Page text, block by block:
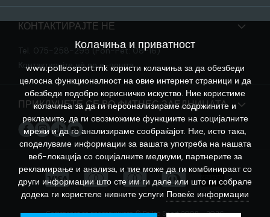
КОНТАКТИРАЈТЕ НЕ
Tel. 075-258-295 (Pon-Pet: 08-16)
Контактирајте нѐ по е-пошта
ПРИКЛУЧЕТЕ СЕ ВО ФИТНЕС ЗАЕДНИЦАТА
Софтверот за продавницата © Polleo Sport 2008 - 2026
Колачиња и приватност
www.polleosport.mk користи колачиња за да обезбеди
целосна функционалност на овие интернет страници и да
обезбеди подобро корисничко искуство. Ние користиме
колачиња за да ги персонализираме содржините и
рекламите, да ги овозможиме функциите на социјалните
мрежи и да го анализираме сообраќајот. Ние, исто така,
споделуваме информации за вашата употреба на нашата
веб-локација со социјалните медиуми, партнерите за
рекламирање и анализа, и тие може да ги комбинираат со
други информации што сте им ги дале или што ги собрале
додека ги користеле нивните услуги Повеќе информации